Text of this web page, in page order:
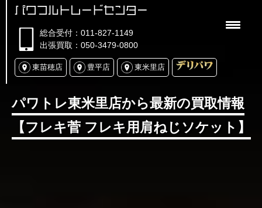
パワフルトレードセンター
総合受付：011-827-1149
出張買取：050-3479-0800
東苗穂店 豊平店 東米里店
パワトレ東米里店から最新の買取情報
【フレキ菅 フレキ用肩ねじソケット】